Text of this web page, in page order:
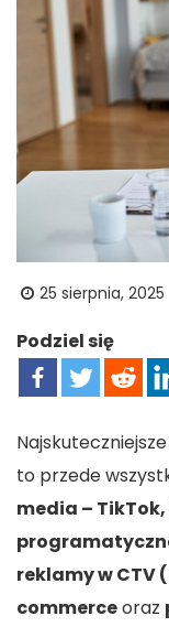
25 sierpnia, 2025
Podziel się
to przede
media –
reklamy w CTV
commerceoraz